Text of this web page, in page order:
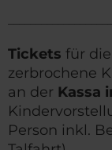
Tickets für
zerbrochene
an der Kassa
Person inkl.